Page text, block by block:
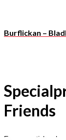
Burflickan –
Friends
En ny mystisk och